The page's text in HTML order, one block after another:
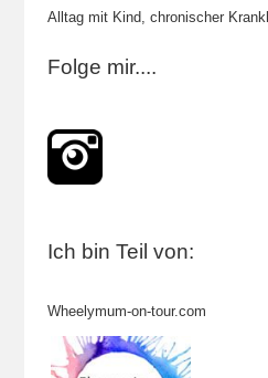
Alltag mit Kind, chronischer
Folge mir....
Ich bin Teil von:
Wheelymum-on-tour.com